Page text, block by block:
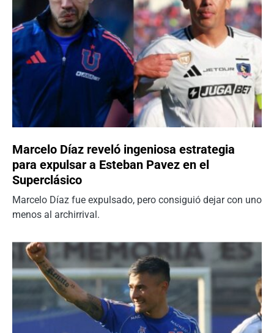
Marcelo Díaz reveló ingeniosa estrategia
para expulsar a Esteban Pavez en el
Superclásico
Marcelo Díaz fue expulsado, pero consiguió dejar con uno
menos al archirrival.